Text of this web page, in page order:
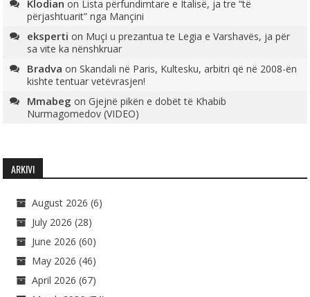
Klodian on Lista përfundimtare e Italisë, ja tre “të
përjashtuarit” nga Mançini
eksperti on Muçi u prezantua te Legia e Varshavës, ja për
sa vite ka nënshkruar
Bradva onSkandali në Paris, Kultesku, arbitri që në 2008-ën
kishte tentuar vetëvrasjen!
Mmabeg onGjejnë pikën e dobët të Khabib
Nurmagomedov (VIDEO)
ARKIVI
August 2026 (6)
July 2026 (28)
June 2026 (60)
May 2026 (46)
April 2026 (67)